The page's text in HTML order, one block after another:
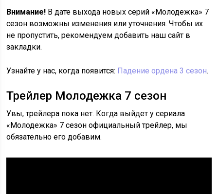
Внимание! В дате выхода новых серий «Молодежка» 7
сезон возможны изменения или уточнения. Чтобы их
не пропустить, рекомендуем добавить наш сайт в
закладки.
Узнайте у нас, когда появится: Падение ордена 3 сезон.
Трейлер Молодежка 7 сезон
Увы, трейлера пока нет. Когда выйдет у сериала
«Молодежка» 7 сезон официальный трейлер, мы
обязательно его добавим.